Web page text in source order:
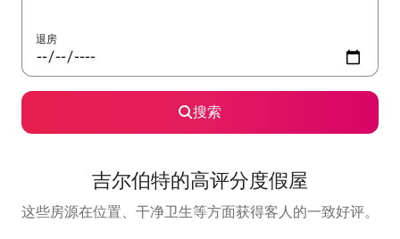
退房
搜索
吉尔伯特的高评分度假屋
这些房源在位置、干净卫生等方面获得客人的一致好评。